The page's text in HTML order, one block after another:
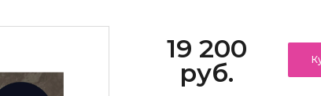
19 200
руб.